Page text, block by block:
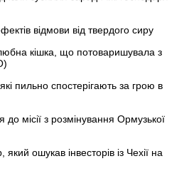
відмови від твердого сиру
кішка, що потоваришувала з
пильно спостерігають за грою в
до місії з розмінування Ормузької
ошукав інвесторів із Чехії на